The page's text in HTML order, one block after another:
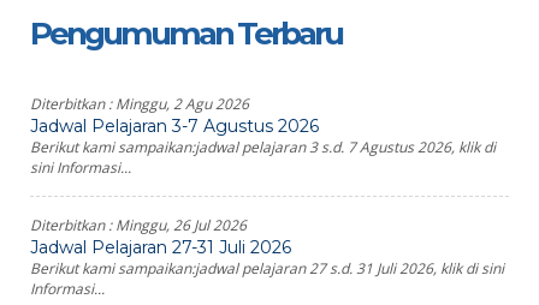
Pengumuman Terbaru
Diterbitkan :Minggu, 2 Agu 2026
Jadwal Pelajaran 3-7 Agustus 2026
Berikut kami sampaikan:jadwal pelajaran 3 s.d. 7 Agustus 2026, klik di
sini Informasi...
Diterbitkan :Minggu, 26 Jul 2026
Jadwal Pelajaran 27-31 Juli 2026
Berikut kami sampaikan:jadwal pelajaran 27 s.d. 31 Juli 2026, klik di sini
Informasi...